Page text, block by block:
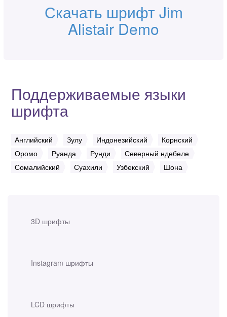
3D шрифты
Instagram шрифты
LCD шрифты
Скачать шрифт Jim
Alistair Demo
Поддерживаемые языки
шрифта
Английский Зулу Индонезийский
Корнский
Оромо
Руанда Рунди
Северный ндебеле
Сомалийский
Суахили Узбекский Шона